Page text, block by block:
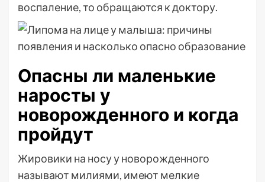
воспаление, то обращаются к доктору.
Опасны ли маленькие
наросты у
новорожденного и когда
пройдут
Жировики на носу у новорожденного
называют милиями, имеют мелкие